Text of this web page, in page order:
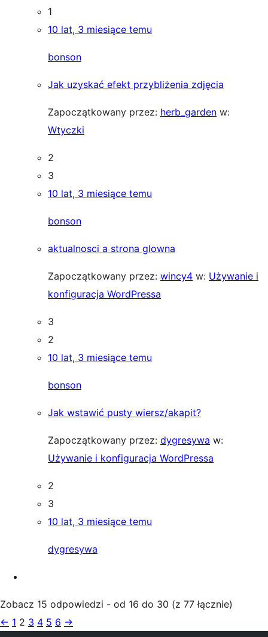
1
10 lat, 3 miesiące temu
bonson
Jak uzyskać efekt przybliżenia zdjęcia
Zapoczątkowany przez: herb_garden w:
Wtyczki
2
3
10 lat, 3 miesiące temu
bonson
aktualnosci a strona glowna
Zapoczątkowany przez: wincy4 w: Używanie i
konfiguracja WordPressa
3
2
10 lat, 3 miesiące temu
bonson
Jak wstawić pusty wiersz/akapit?
Zapoczątkowany przez: dygresywa w:
Używanie i konfiguracja WordPressa
2
3
10 lat, 3 miesiące temu
dygresywa
Zobacz 15 odpowiedzi - od 16 do 30 (z 77 łącznie)
← 1 2 3 4 5 6 →